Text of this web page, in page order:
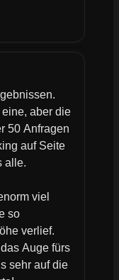
aber die
50 Anfragen
auf Seite
alle.
viel
so
verlief.
Auge fürs
sehr auf die